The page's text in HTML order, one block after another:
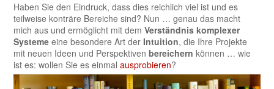
Haben Sie den Eindruck, dass dies reichlich viel ist und es
teilweise konträre Bereiche sind? Nun … genau das macht
mich aus und ermöglicht mit demVerständnis komplexer
Systeme eine besondere Art der Intuition, die Ihre Projekte
mit neuen Ideen und Perspektivenbereichern können … wie
ist es: wollen Sie es einmalausprobieren?